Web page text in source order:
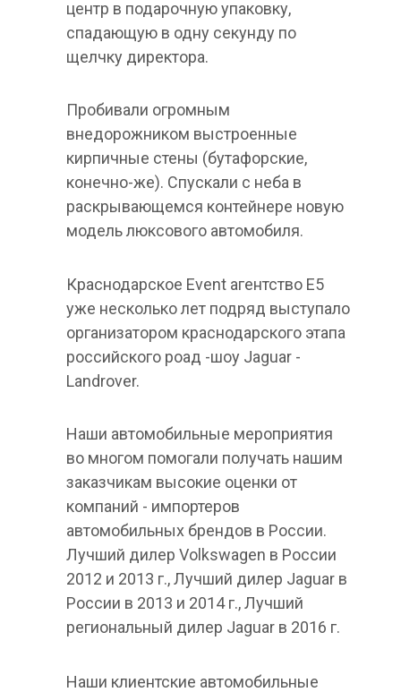
центр в подарочную упаковку,
спадающую в одну секунду по
щелчку директора.
Пробивали огромным
внедорожником выстроенные
кирпичные стены (бутафорские,
конечно-же). Спускали с неба в
раскрывающемся контейнере новую
модель люксового автомобиля.
Краснодарское Event агентство Е5
уже несколько лет подряд выступало
организатором краснодарского этапа
российского роад -шоу Jaguar -
Landrover.
Наши автомобильные мероприятия
во многом помогали получать нашим
заказчикам высокие оценки от
компаний - импортеров
автомобильных брендов в России.
Лучший дилер Volkswagen в России
2012 и 2013 г., Лучший дилер Jaguar в
России в 2013 и 2014 г., Лучший
региональный дилер Jaguar в 2016 г.
Наши клиентские автомобильные